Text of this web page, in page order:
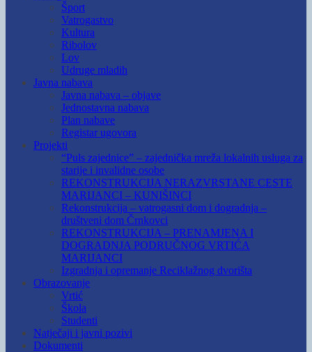
Šport
Vatrogastvo
Kultura
Ribolov
Lov
Udruge mladih
Javna nabava
Javna nabava – objave
Jednostavna nabava
Plan nabave
Registar ugovora
Projekti
“Puls zajednice” – zajednička mreža lokalnih usluga za
starije i invalidne osobe
REKONSTRUKCIJA NERAZVRSTANE CESTE
MARIJANCI – KUNIŠINCI
Rekonstrukcija – vatrogasni dom i dogradnja –
društveni dom Črnkovci
REKONSTRUKCIJA – PRENAMJENA I
DOGRADNJA PODRUČNOG VRTIĆA
MARIJANCI
Izgradnja i opremanje Reciklažnog dvorišta
Obrazovanje
Vrtić
Škola
Studenti
Natječaji i javni pozivi
Dokumenti